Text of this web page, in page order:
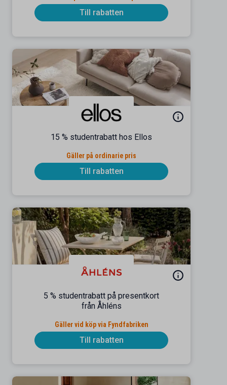
Till rabatten
15 % studentrabatt hos Ellos
Gäller på ordinarie pris
Till rabatten
5 % studentrabatt på presentkort
från Åhléns
Gäller vid köp via Fyndfabriken
Till rabatten